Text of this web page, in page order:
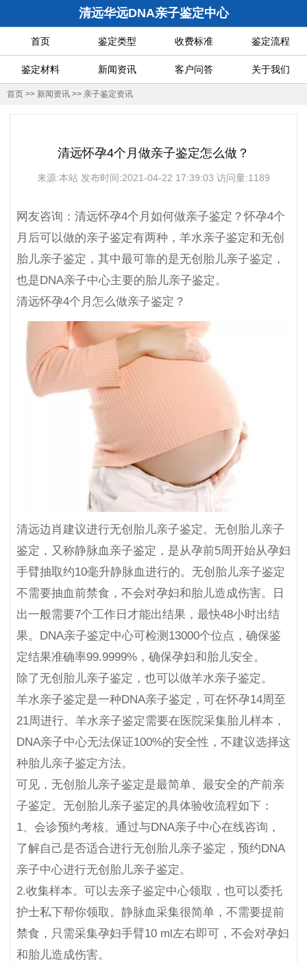
清远华远DNA亲子鉴定中心
首页 鉴定类型 收费标准 鉴定流程
鉴定材料 新闻资讯 客户问答 关于我们
首页 >> 新闻资讯 >> 亲子鉴定资讯
清远怀孕4个月做亲子鉴定怎么做？
来源:本站 发布时间:2021-04-22 17:39:03 访问量:1189
网友咨询：清远怀孕4个月如何做亲子鉴定？怀孕4个
月后可以做的亲子鉴定有两种，羊水亲子鉴定和无创
胎儿亲子鉴定，其中最可靠的是无创胎儿亲子鉴定，
也是DNA亲子中心主要的胎儿亲子鉴定。
清远怀孕4个月怎么做亲子鉴定？
清远边肖建议进行无创胎儿亲子鉴定。无创胎儿亲子
鉴定，又称静脉血亲子鉴定，是从孕前5周开始从孕妇
手臂抽取约10毫升静脉血进行的。无创胎儿亲子鉴定
不需要抽血前禁食，不会对孕妇和胎儿造成伤害。日
出一般需要7个工作日才能出结果，最快48小时出结
果。DNA亲子鉴定中心可检测13000个位点，确保鉴
定结果准确率99.9999%，确保孕妇和胎儿安全。
除了无创胎儿亲子鉴定，也可以做羊水亲子鉴定。
羊水亲子鉴定是一种DNA亲子鉴定，可在怀孕14周至
21周进行。羊水亲子鉴定需要在医院采集胎儿样本，
DNA亲子中心无法保证100%的安全性，不建议选择这
种胎儿亲子鉴定方法。
可见，无创胎儿亲子鉴定是最简单、最安全的产前亲
子鉴定。无创胎儿亲子鉴定的具体验收流程如下：
1、会诊预约考核。通过与DNA亲子中心在线咨询，
了解自己是否适合进行无创胎儿亲子鉴定，预约DNA
亲子中心进行无创胎儿亲子鉴定。
2.收集样本。可以去亲子鉴定中心领取，也可以委托
护士私下帮你领取。静脉血采集很简单，不需要提前
禁食，只需采集孕妇手臂10 ml左右即可，不会对孕妇
和胎儿造成伤害。